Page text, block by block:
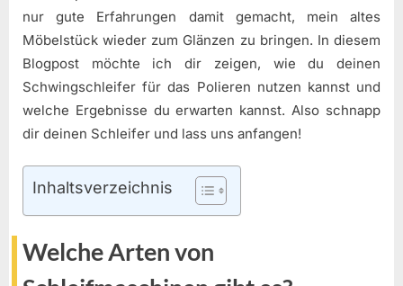
nur gute Erfahrungen damit gemacht, mein altes
Möbelstück wieder zum Glänzen zu bringen. In diesem
Blogpost möchte ich dir zeigen, wie du deinen
Schwingschleifer für das Polieren nutzen kannst und
welche Ergebnisse du erwarten kannst. Also schnapp
dir deinen Schleifer und lass uns anfangen!
Inhaltsverzeichnis
Welche Arten von